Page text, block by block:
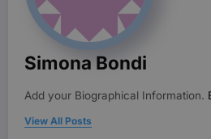
Simona Bondi
Add your Biographical Information.
View All Posts